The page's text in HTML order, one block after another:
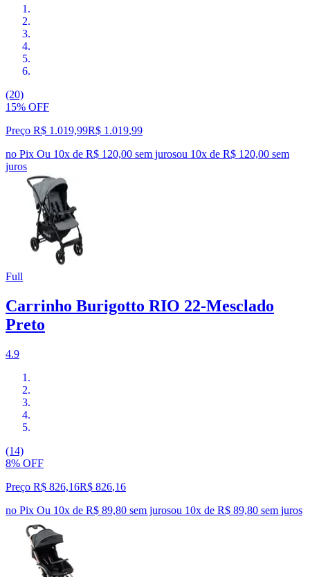
(20)
15% OFF
Preço R$ 1.019,99R$ 1.019,99
no Pix Ou 10x de R$ 120,00 sem jurosou 10x de R$ 120,00 sem
juros
Full
Carrinho Burigotto RIO 22-Mesclado
Preto
4.9
(14)
8% OFF
Preço R$ 826,16R$ 826,16
no Pix Ou 10x de R$ 89,80 sem jurosou 10x de R$ 89,80 sem juros